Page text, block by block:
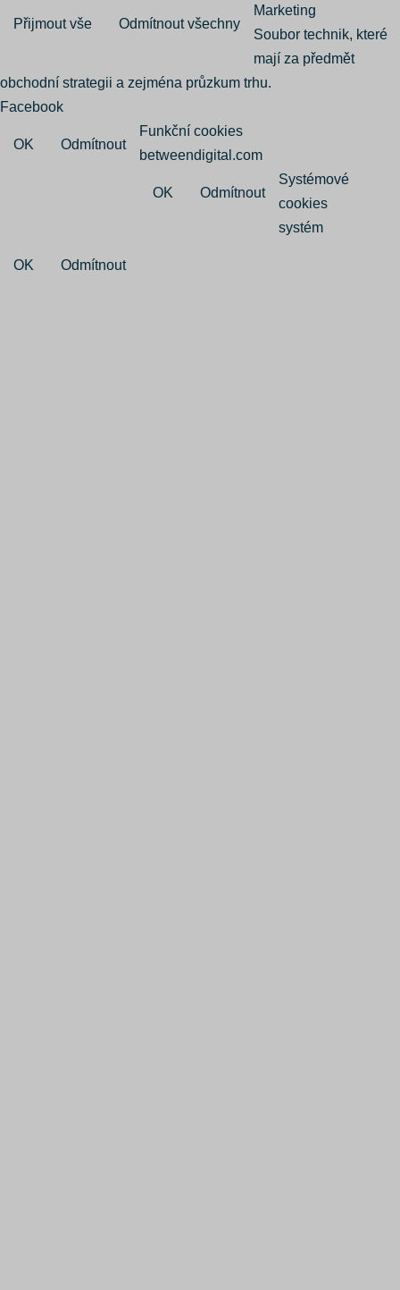
Přijmout vše Odmítnout všechny
Marketing
Soubor technik, které
mají za předmět
obchodní strategii a zejména průzkum trhu.
Facebook
OK Odmítnout
Funkční cookies
betweendigital.com
OK Odmítnout
Systémové
cookies
systém
OK Odmítnout